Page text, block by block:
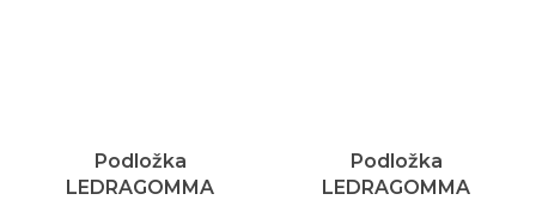
Podložka
LEDRAGOMMA
Podložka
LEDRAGOMMA